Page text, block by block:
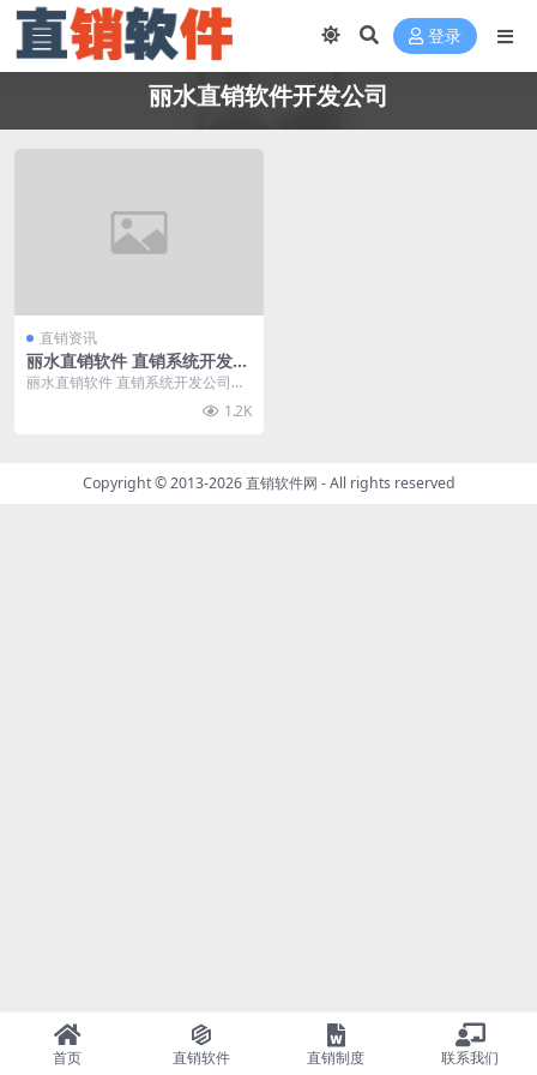
登录
丽水直销软件开发公司
直销资讯
丽水直销软件 直销系统开发公
司
丽水直销软件 直销系统开发公司请
1.2K
Copyright © 2013-2026直销软件网 - All rights reserved
首页 直销软件 直销制度 联系我们